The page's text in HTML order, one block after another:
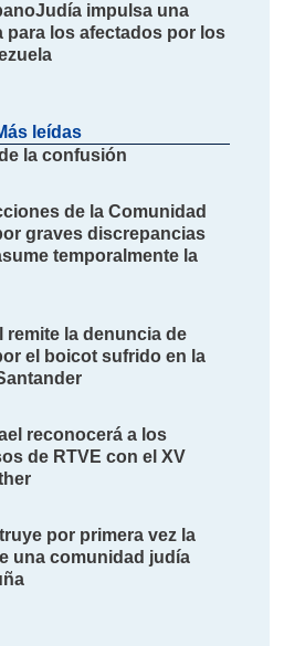
impulsa una
para los afectados por los
leídas
la confusión
de la Comunidad
graves discrepancias
temporalmente la
remite la denuncia de
el boicot sufrido en la
reconocerá a los
de RTVE con el XV
por primera vez la
una comunidad judía